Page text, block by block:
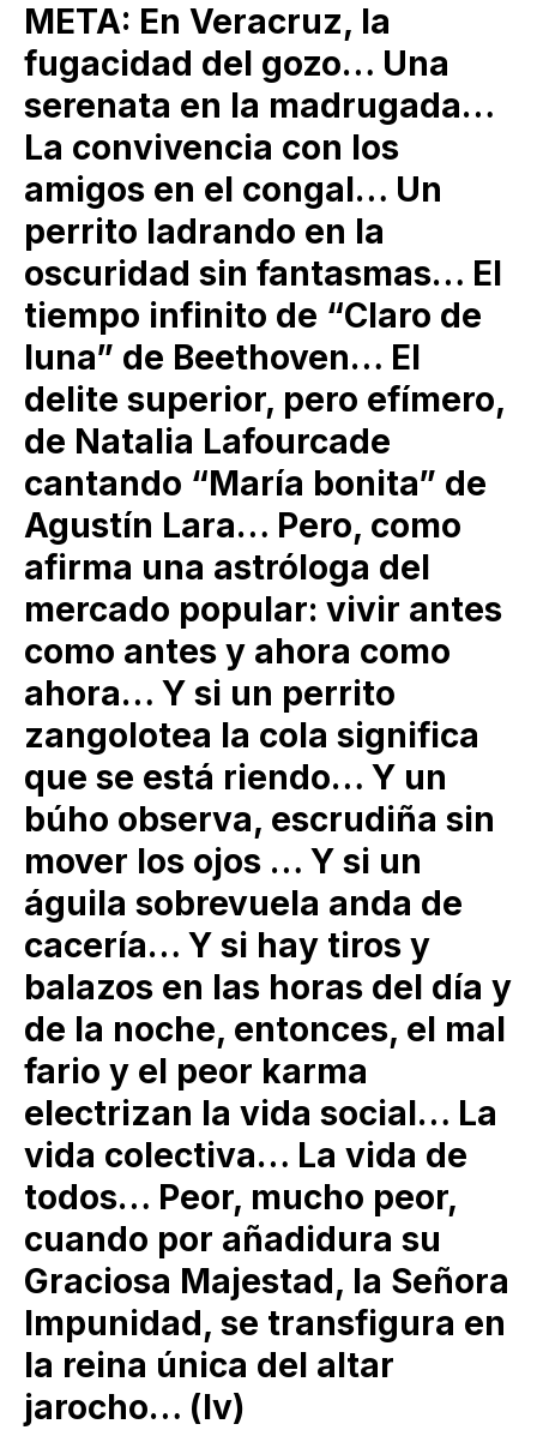
META: En Veracruz, la
fugacidad del gozo… Una
serenata en la madrugada…
La convivencia con los
amigos en el congal… Un
perrito ladrando en la
oscuridad sin fantasmas… El
tiempo infinito de “Claro de
luna” de Beethoven… El
delite superior, pero efímero,
de Natalia Lafourcade
cantando “María bonita” de
Agustín Lara… Pero, como
afirma una astróloga del
mercado popular: vivir antes
como antes y ahora como
ahora… Y si un perrito
zangolotea la cola significa
que se está riendo… Y un
búho observa, escrudiña sin
mover los ojos … Y si un
águila sobrevuela anda de
cacería… Y si hay tiros y
balazos en las horas del día y
de la noche, entonces, el mal
fario y el peor karma
electrizan la vida social… La
vida colectiva… La vida de
todos… Peor, mucho peor,
cuando por añadidura su
Graciosa Majestad, la Señora
Impunidad, se transfigura en
la reina única del altar
jarocho… (lv)